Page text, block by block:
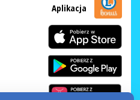
Aplikacja